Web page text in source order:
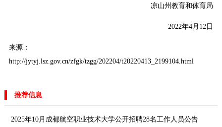
凉山州教育和体育局
2022年4月12日
来源：
http://jytyj.lsz.gov.cn/zfgk/tzgg/202204/t20220413_2199104.html
推荐信息
2025年10月成都航空职业技术大学公开招聘28名工作人员公告